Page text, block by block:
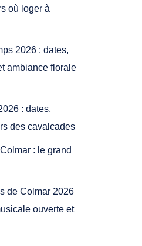
où loger à
2026 : dates,
ambiance florale
: dates,
des cavalcades
: le grand
de Colmar 2026
ouverte et